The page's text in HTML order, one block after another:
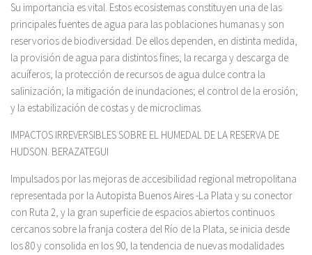
Su importancia es vital. Estos ecosistemas constituyen una de las
principales fuentes de agua para las poblaciones humanas y son
reservorios de biodiversidad. De ellos dependen, en distinta medida,
la provisión de agua para distintos fines; la recarga y descarga de
acuíferos; la protección de recursos de agua dulce contra la
salinización; la mitigación de inundaciones; el control de la erosión;
y la estabilización de costas y de microclimas.
IMPACTOS IRREVERSIBLES SOBRE EL HUMEDAL DE LA RESERVA DE
HUDSON. BERAZATEGUI
Impulsados por las mejoras de accesibilidad regional metropolitana
representada por la Autopista Buenos Aires -La Plata y su conector
con Ruta 2, y la gran superficie de espacios abiertos continuos
cercanos sobre la franja costera del Río de la Plata, se inicia desde
los 80 y consolida en los 90, la tendencia de nuevas modalidades